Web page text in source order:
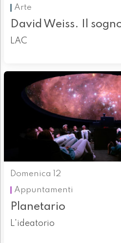
Arte
David Weiss. Il
LAC
Domenica 12
Appuntamenti
Planetario
L'ideatorio